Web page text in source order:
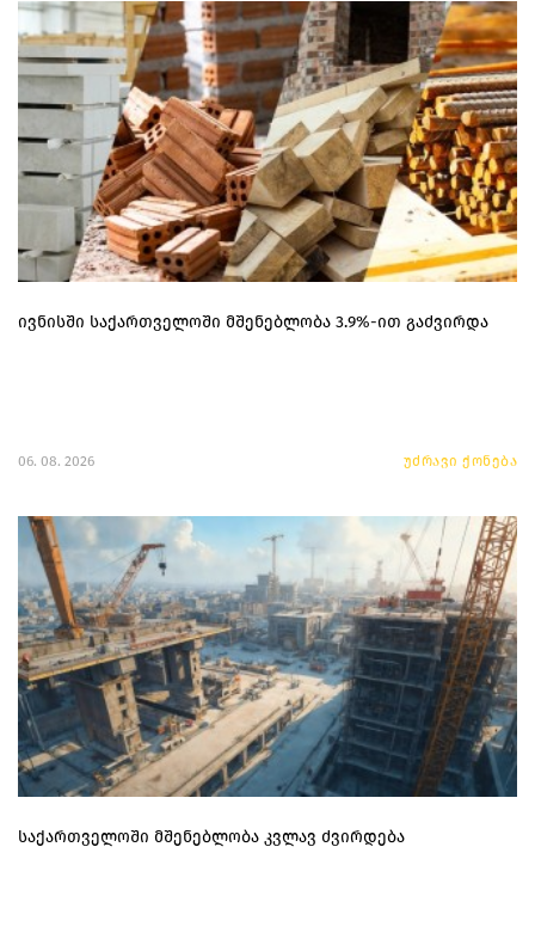
ივნისში საქართველოში მშენებლობა 3.9%-ით გაძვირდა
06. 08. 2026 უძრავი ქონება
საქართველოში მშენებლობა კვლავ ძვირდება